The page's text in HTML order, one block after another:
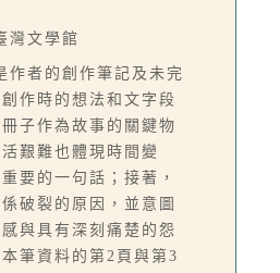
灣文學館
作者的創作筆記及未完
作時的想法和文字段
子作為故事的關鍵物
艱難也體現時間變
要的一句話；接著，
破裂的原因，並意圖
與具有深刻痛楚的怨
筆資料的第2頁與第3